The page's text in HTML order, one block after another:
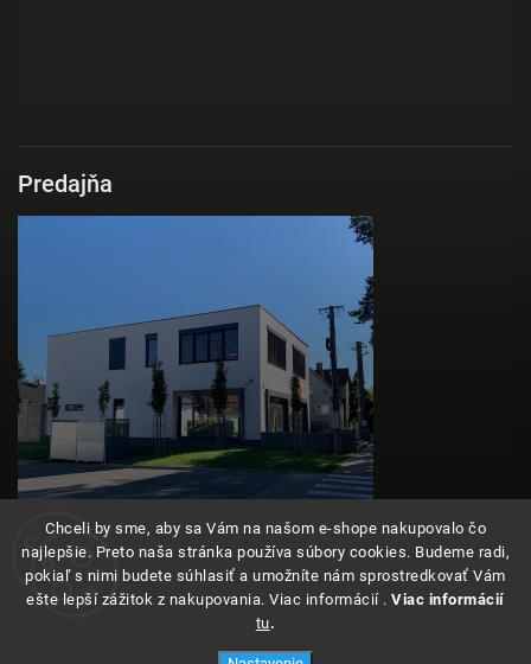
Chceli by sme, aby sa Vám na našom e-shope nakupovalo čo
najlepšie. Preto naša stránka používa súbory cookies. Budeme radi,
pokiaľ s nimi budete súhlasiť a umožníte nám sprostredkovať Vám
ešte lepší zážitok z nakupovania. Viac informácií .Viac informácií
tu.
Predajňa
Angeleyes. Všetky práva vyhradené.